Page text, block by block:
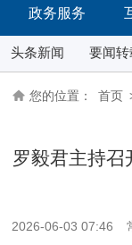
政务服务
头条新闻 要闻转
您的位置： 首页
罗毅君主持召
2026-06-03 07:46